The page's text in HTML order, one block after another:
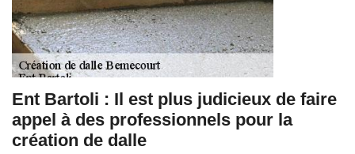
Ent Bartoli : Il est plus judicieux de faire
appel à des professionnels pour la
création de dalle